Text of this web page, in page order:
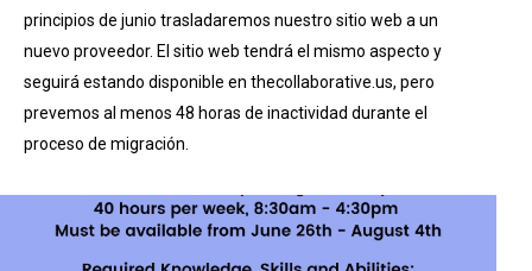
principios de junio trasladaremos nuestro sitio web a un
nuevo proveedor. El sitio web tendrá el mismo aspecto y
seguirá estando disponible en thecollaborative.us, pero
prevemos al menos 48 horas de inactividad durante el
proceso de migración.